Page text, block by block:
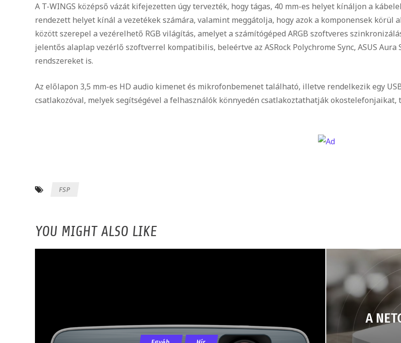
A T-WINGS középső vázát kifejezetten úgy tervezték, hogy tágas, 40 mm-es helyet kínáljon a
rendezett helyet kínál a vezetékek számára, valamint meggátolja, hogy azok a komponensek körül
között szerepel a vezérelhető RGB világítás, amelyet a számítógéped ARGB szoftveres
jelentős alaplap vezérlő szoftverrel kompatibilis, beleértve az ASRock Polychrome Sync, ASUS Aura
rendszereket is.
Az előlapon 3,5 mm-es HD audio kimenet és mikrofonbemenet található, illetve rendelkezik egy
csatlakozóval, melyek segítségével a felhasználók könnyedén csatlakoztathatják
FSP
YOU MIGHT ALSO LIKE
A